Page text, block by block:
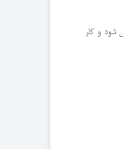
شود و کار